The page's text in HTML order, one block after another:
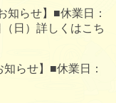
知らせ】■休業日：
日）詳しくはこち
知らせ】■休業日：